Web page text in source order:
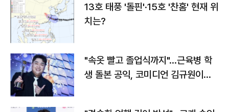
13호 태풍 '돌핀'·15호 '찬홈' 현재 위
치는?
"속옷 빨고 졸업식까지"…근육병 학
생 돌본 공익, 코미디언 김규원이었